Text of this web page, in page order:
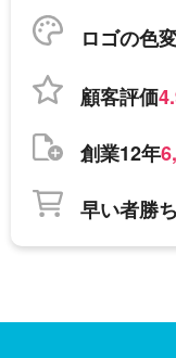
ロゴの色
顧客評価
創業12年
早い者勝